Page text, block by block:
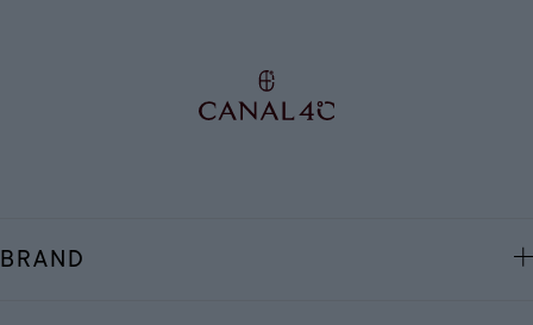
BRAND